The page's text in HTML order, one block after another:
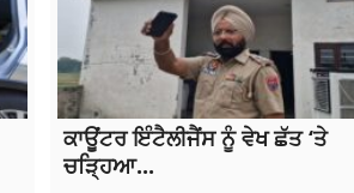
ਕਾਊਂਟਰ ਇੰਟੈਲੀਜੈਂਸ ਨੂੰ ਵੇਖ ਛੱਤ ‘ਤੇ
ਚੜ੍ਹਿਆ...